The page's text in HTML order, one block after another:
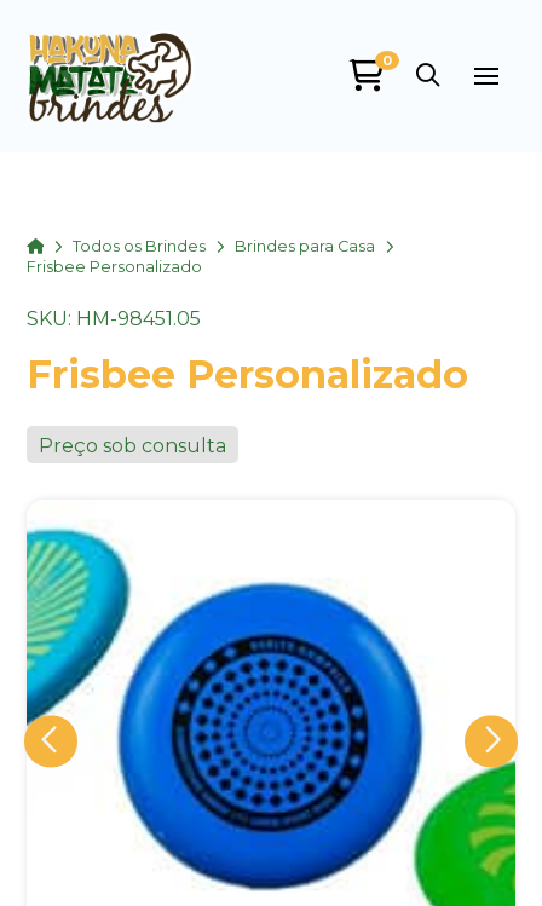
0
HomeTodos os Brindes
Brindes para Casa
Frisbee Personalizado
SKU: HM-98451.05
Frisbee Personalizado
Preço sob consulta